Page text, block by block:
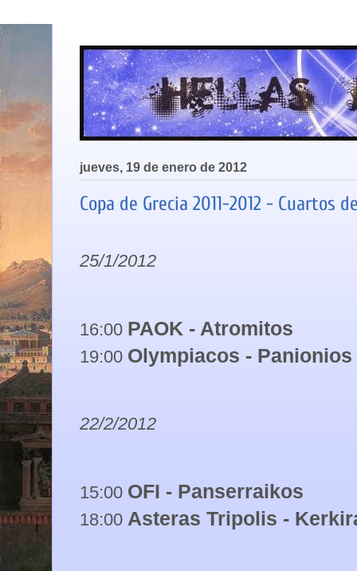
jueves, 19 de enero de 2012
Copa de Grecia 2011-2012 - Cuartos
25/1/2012
16:00 PAOK - Atromitos
19:00 Olympiacos - Panionios
22/2/2012
15:00 OFI - Panserraikos
18:00 Asteras Tripolis -